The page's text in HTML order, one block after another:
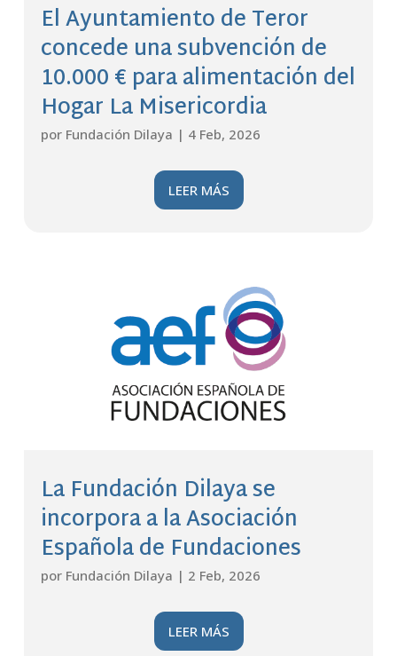
El Ayuntamiento de Teror
concede una subvención de
10.000 € para alimentación del
Hogar La Misericordia
por Fundación Dilaya | 4 Feb, 2026
LEER MÁS
La Fundación Dilaya se
incorpora a la Asociación
Española de Fundaciones
por Fundación Dilaya | 2 Feb, 2026
LEER MÁS